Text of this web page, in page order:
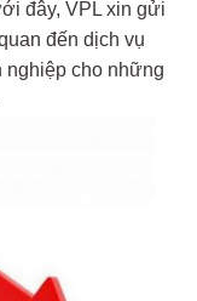
đây, VPL xin gửi
đến dịch vụ
nghiệp cho những